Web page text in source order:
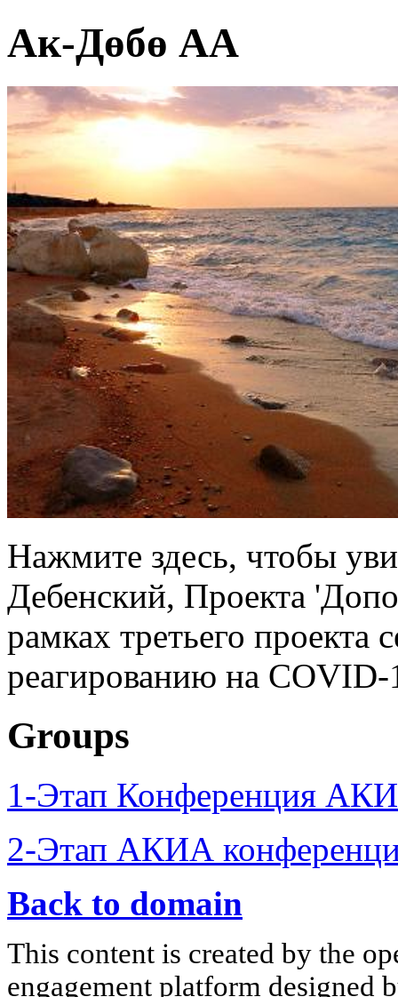
Ак-Дөбө АА
Нажмите здесь, чтобы
Дебенский, Проекта
рамках третьего проекта
реагированию на COVID-
Groups
1-Этап Конференция
2-Этап АКИА
Back to domain
This content is created by the
engagement platform designed